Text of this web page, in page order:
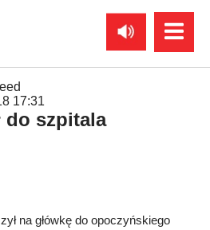
17:31
do szpitala
na główkę do opoczyńskiego